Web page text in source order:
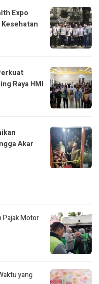
Expo
Raya HMI
Akar
Pajak Motor
yang